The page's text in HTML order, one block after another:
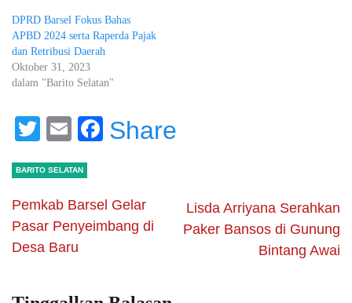
DPRD Barsel Fokus Bahas
APBD 2024 serta Raperda Pajak
dan Retribusi Daerah
Oktober 31, 2023
dalam "Barito Selatan"
Twitter
EmailFacebook
Share
BARITO SELATAN
Pemkab Barsel Gelar
Pasar Penyeimbang di
Desa Baru
Lisda Arriyana Serahkan
Paker Bansos di Gunung
Bintang Awai